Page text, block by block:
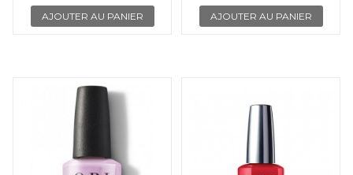
AJOUTER AU PANIER AJOUTER AU PANIER